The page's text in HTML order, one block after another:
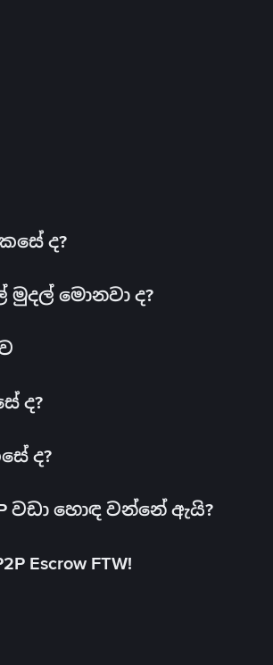
ද?
මුදල් මොනවා ද?
ද?
ද?
වඩා හොඳ වන්නේ ඇයි?
Escrow FTW!